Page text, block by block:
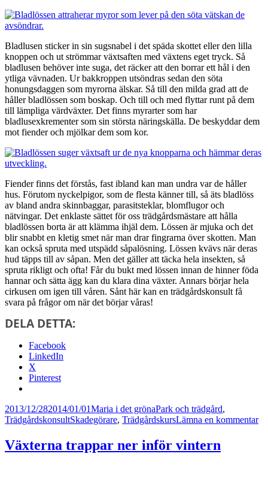
Bladlusen sticker in sin sugsnabel i det späda skottet eller den lilla
knoppen och ut strömmar växtsaften med växtens eget tryck. Så
bladlusen behöver inte suga, det räcker att den borrar ett hål i den
ytliga vävnaden. Ur bakkroppen utsöndras sedan den söta
honungsdaggen som myrorna älskar. Så till den milda grad att de
håller bladlössen som boskap. Och till och med flyttar runt på dem
till lämpliga värdväxter. Det finns myrarter som har
bladlusexkrementer som sin största näringskälla. De beskyddar dem
mot fiender och mjölkar dem som kor.
Fiender finns det förstås, fast ibland kan man undra var de håller
hus. Förutom nyckelpigor, som de flesta känner till, så äts bladlöss
av bland andra skinnbaggar, parasitsteklar, blomflugor och
nätvingar. Det enklaste sättet för oss trädgårdsmästare att hålla
bladlössen borta är att klämma ihjäl dem. Lössen är mjuka och det
blir snabbt en kletig smet när man drar fingrarna över skotten. Man
kan också spruta med utspädd såpalösning. Lössen kvävs när deras
hud täpps till av såpan. Men det gäller att täcka hela insekten, så
spruta rikligt och ofta! Får du bukt med lössen innan de hinner föda
hannar och sätta ägg kan du klara dina växter. Annars börjar hela
cirkusen om igen till våren. Sånt här kan en trädgårdskonsult få
svara på frågor om när det börjar våras!
DELA DETTA:
Facebook
LinkedIn
X
Pinterest
Postat
2013/12/282014/01/01Författare
Maria i det grönaKategorier
Park och trädgård,
TrädgårdskonsultTaggar
Skadegörare, TrädgårdskursLämna en kommentartill
Växterna trappar ner inför vintern